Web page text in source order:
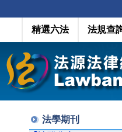
精選六法 法規查
法學期刊